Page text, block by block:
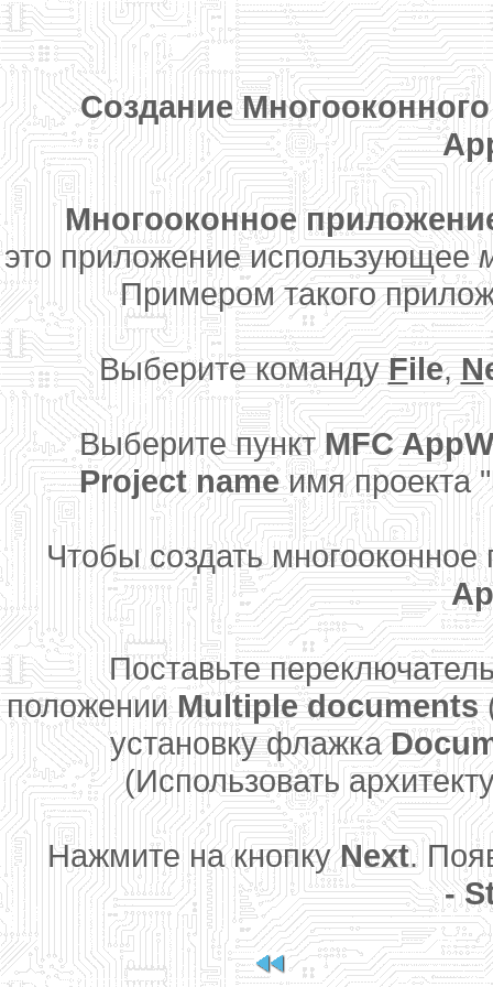
Создание
Многооконное
это приложение использующее
Примером такого
Выберите командуFile,N
Выберите пунктMFC
Project nameимя проекта "
Чтобы создать многооконное
Поставьте переключатель
положенииMultiple documents
установку флажка
(Использовать
Нажмите на кнопкуNext.
-